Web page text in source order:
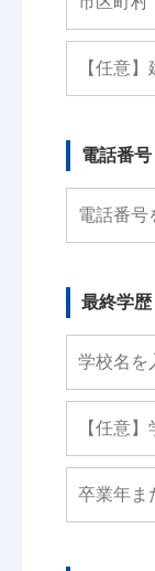
電話番号
最終学歴